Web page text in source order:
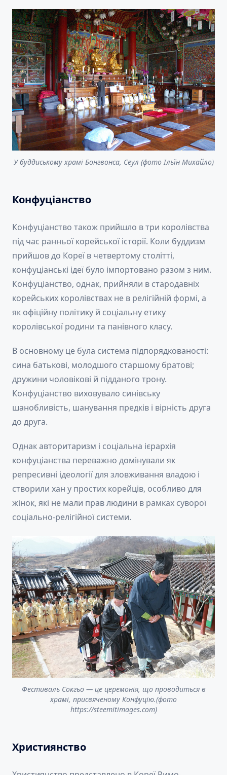
У буддиському храмі Бонгвонса, Сеул (фото Ільїн Михайло)
Конфуціанство
Конфуціанство також прийшло в три королівства
під час ранньої корейської історії. Коли буддизм
прийшов до Кореї в четвертому столітті,
конфуціанські ідеї було імпортовано разом з ним.
Конфуціанство, однак, прийняли в стародавніх
корейських королівствах не в релігійній формі, а
як офіційну політику й соціальну етику
королівської родини та панівного класу.
В основному це була система підпорядкованості:
сина батькові, молодшого старшому братові;
дружини чоловікові й підданого трону.
Конфуціанство виховувало синівську
шанобливість, шанування предків і вірність друга
до друга.
Однак авторитаризм і соціальна ієрархія
конфуціанства переважно домінували як
репресивні ідеології для зловживання владою і
створили хан у простих корейців, особливо для
жінок, які не мали прав людини в рамках суворої
соціально-релігійної системи.
Фестиваль Сокгьо — це церемонія, що проводиться в
храмі, присвяченому Конфуцію.(фото
https://steemitimages.com)
Християнство